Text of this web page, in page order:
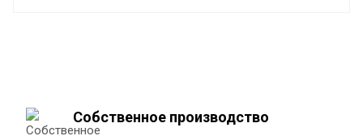
Собственное производство